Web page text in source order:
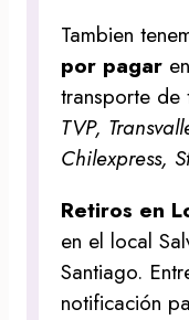
Tambien
por pagar
transporte de
TVP,
Chilexpress,
Retiros en
en el local
Santiago.
notificación